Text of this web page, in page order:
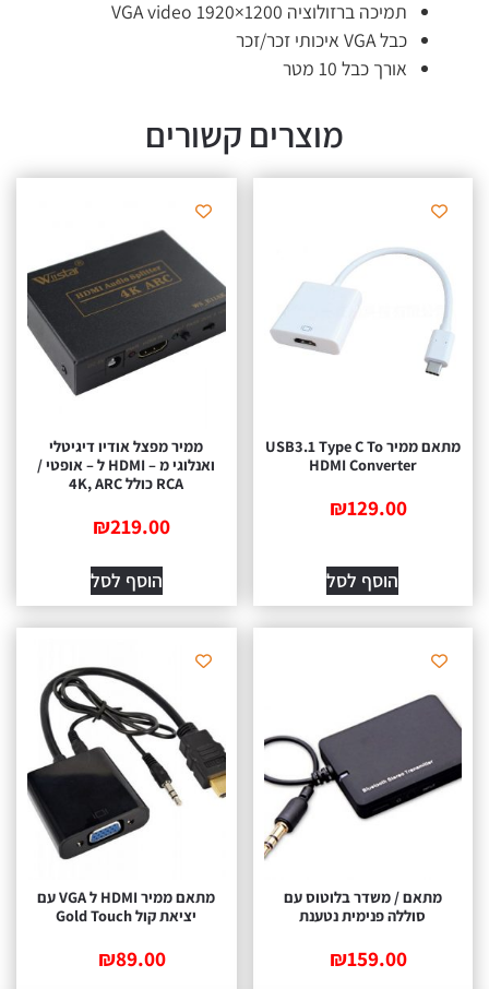
תמיכה ברזולוציה VGA video 1920×1200
כבל VGA איכותי זכר/זכר
אורך כבל 10 מטר
מוצרים קשורים
מתאם ממיר USB3.1 Type C To
HDMI Converter
₪129.00
הוסף לסל
ממיר מפצל אודיו דיגיטלי
ואנלוגי מ – HDMI ל – אופטי /
RCA כולל 4K, ARC
₪219.00
הוסף לסל
מתאם / משדר בלוטוס עם
סוללה פנימית נטענת
₪159.00
מתאם ממיר HDMI ל VGA עם
יציאת קול Gold Touch
₪89.00